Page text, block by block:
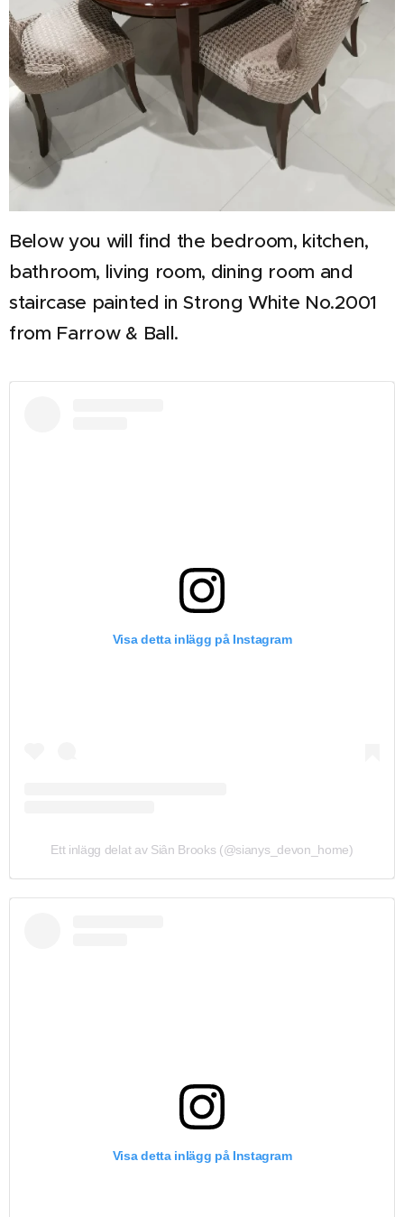
Below you will find the bedroom, kitchen,
bathroom, living room, dining room and
staircase painted in Strong White No.2001
from Farrow & Ball.
Visa detta inlägg på Instagram
Ett inlägg delat av Siân Brooks (@sianys_devon_home)
Visa detta inlägg på Instagram